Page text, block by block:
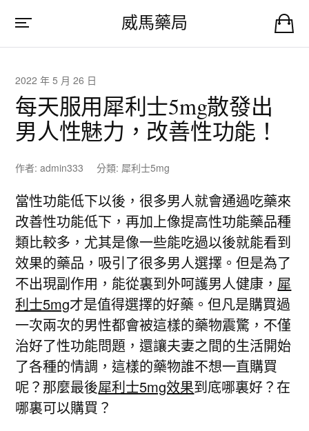
威馬藥局
2022 年 5 月 26 日
每天服用犀利士5mg散發出
男人性魅力，改善性功能！
作者:admin333 分類: 犀利士5mg
當性功能低下以後，很多男人就會通過吃藥來
改善性功能低下，再加上像提高性功能藥品種
類比較多，尤其是像一些能吃過以後就能看到
效果的藥品，吸引了很多男人選擇。但是為了
不出現副作用，能從裏到外呵護男人健康， 犀
利士5mg才是值得選擇的好藥。但凡是購買過
一次兩次的男性都會被這樣的藥物震驚，不僅
治好了性功能問題，還讓夫妻之間的生活開始
了各種的情調，這樣的藥物誰不想一直購買
呢？那麼最後犀利士5mg效果到底哪裏好？在
哪裏可以購買？